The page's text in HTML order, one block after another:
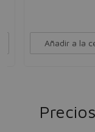
Añadir a la